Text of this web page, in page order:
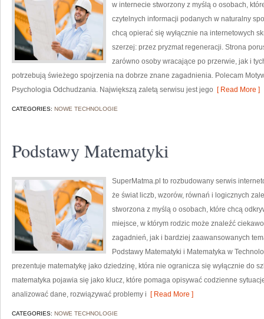
w internecie stworzony z myślą o osobach,
czytelnych informacji podanych w naturalny
chcą opierać się wyłącznie na internetowych
szerzej: przez pryzmat regeneracji. Strona
zarówno osoby wracające po przerwie, jak i
potrzebują świeżego spojrzenia na dobrze znane zagadnienia. Polecam
Psychologia Odchudzania. Największą zaletą serwisu jest jego [ Read More ]
CATEGORIES: NOWE TECHNOLOGIE
Podstawy Matematyki
SuperMatma.pl to rozbudowany serwis
że świat liczb, wzorów, równań i logicznych
stworzona z myślą o osobach, które chcą
miejsce, w którym rodzic może znaleźć
zagadnień, jak i bardziej zaawansowanych
Podstawy Matematyki i Matematyka w
prezentuje matematykę jako dziedzinę, która nie ogranicza się wyłącznie do
matematyka pojawia się jako klucz, które pomaga opisywać codzienne
analizować dane, rozwiązywać problemy i [ Read More ]
CATEGORIES: NOWE TECHNOLOGIE